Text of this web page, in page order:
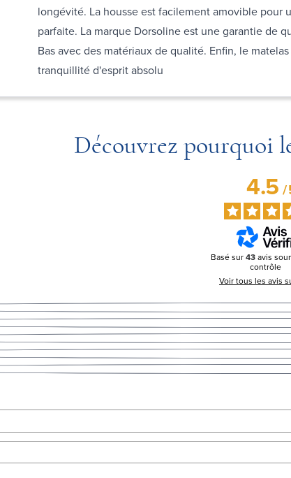
longévité. La housse est facilement amovible
parfaite. La marque Dorsoline est une garantie de
Bas avec des matériaux de qualité. Enfin, le
tranquillité d'esprit absolu
Découvrez pourquoi
4.5/
Basé sur43avis
contrôle
Voir tous les avis